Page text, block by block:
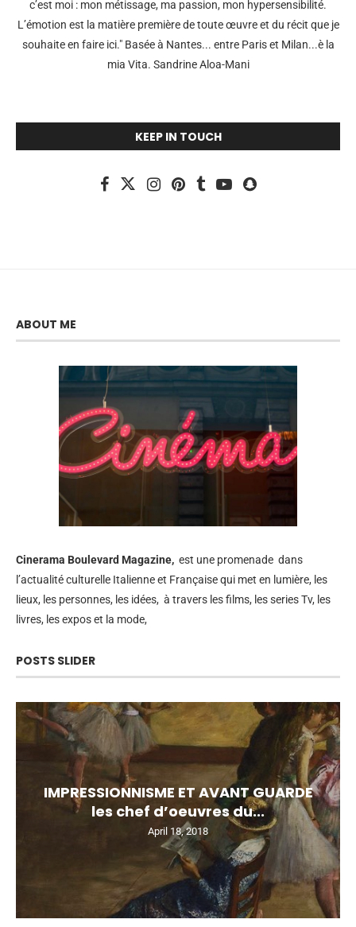
c’est moi : mon métissage, ma passion, mon hypersensibilité.
L’émotion est la matière première de toute œuvre et du récit que je
souhaite en faire ici." Basée à Nantes... entre Paris et Milan...è la
mia Vita. Sandrine Aloa-Mani
KEEP IN TOUCH
ABOUT ME
Cinerama Boulevard Magazine, est une promenade dans
l’actualité culturelle Italienne et Française qui met en lumière, les
lieux, les personnes, les idées, à travers les films, les series Tv, les
livres, les expos et la mode,
POSTS SLIDER
IMPRESSIONNISME ET AVANT GUARDE
les chef d’oeuvres du...
April 18, 2018